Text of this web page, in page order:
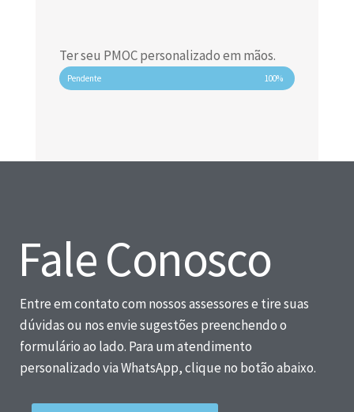
Ter seu PMOC personalizado em mãos.
Pendente 100%
Fale Conosco
Entre em contato com nossos assessores e tire suas
dúvidas ou nos envie sugestões preenchendo o
formulário ao lado. Para um atendimento
personalizado via WhatsApp, clique no botão abaixo.